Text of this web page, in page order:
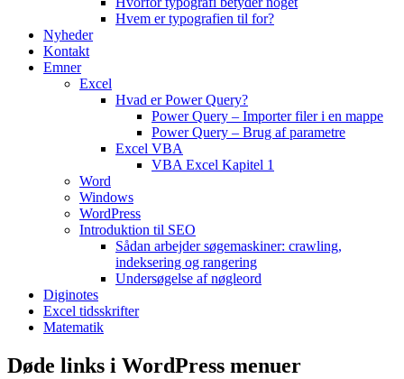
Hvem er typografien til for?
Nyheder
Kontakt
Emner
Excel
Hvad er Power Query?
Power Query – Importer filer i en mappe
Power Query – Brug af parametre
Excel VBA
VBA Excel Kapitel 1
Word
Windows
WordPress
Introduktion til SEO
Sådan arbejder søgemaskiner: crawling,
indeksering og rangering
Undersøgelse af nøgleord
Diginotes
Excel tidsskrifter
Matematik
Døde links i WordPress menuer